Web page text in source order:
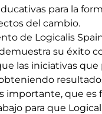
para la
del cambio.
de Logicalis
su éxito
las iniciativas que
importante, que es
para que